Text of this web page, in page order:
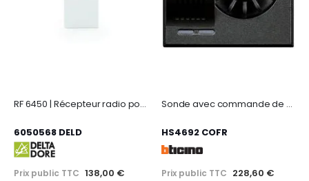
RF 6450 | Récepteur radio pour chaudière ou PAC réversible
6050568 DELD
Prix public TTC 138,00 €
Sonde avec commande de dérogation MyHOME_Up Axolute - Anthracite
HS4692 COFR
Prix public TTC 228,60 €